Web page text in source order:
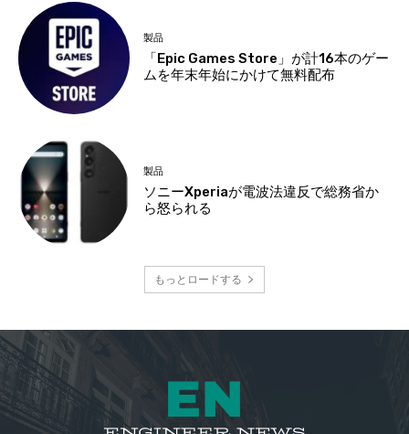
製品
「Epic Games Store」が計16本のゲー
ムを年末年始にかけて無料配布
製品
ソニーXperiaが電波法違反で総務省か
ら怒られる
もっとロードする